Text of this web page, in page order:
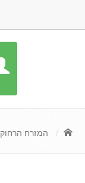
המזרח הרחוק